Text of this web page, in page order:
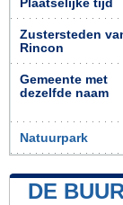
Plaatselijke tijd
Zustersteden
Rincon
Gemeente met
dezelfde naam
Natuurpark
DE